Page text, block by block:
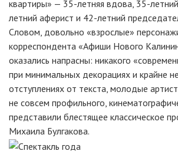
квартиры» — 35-летняя вдова, 35-
летний аферист и 42-летний
Словом, довольно «взрослые»
корреспондента «Афиши Нового
оказались напрасны: никакого
при минимальных декорациях и крайне
отступлениях от текста, молодые
не совсем профильного,
представили блестящее классическое
Михаила Булгакова.